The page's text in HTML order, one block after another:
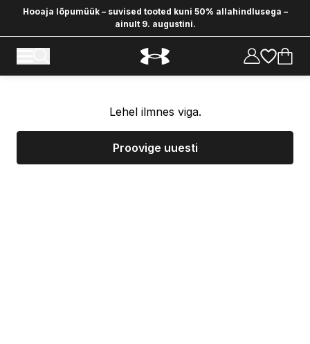
Hooaja lõpumüük – suvised tooted kuni 50% allahindlusega –
ainult 9. augustini.
Lehel ilmnes viga.
Proovige uuesti